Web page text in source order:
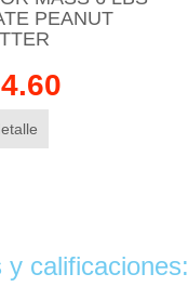
PEANUT
y calificaciones: